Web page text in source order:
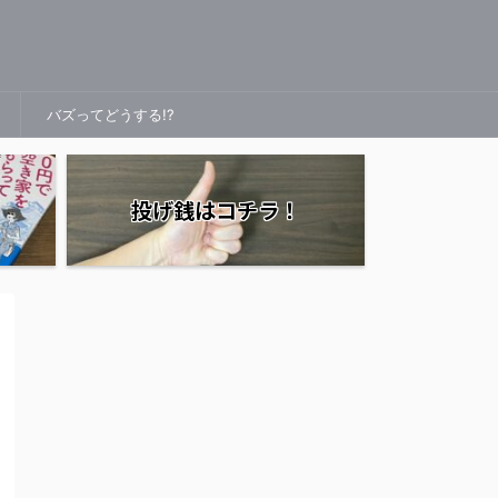
バズってどうする!?
投げ銭はコチラ！